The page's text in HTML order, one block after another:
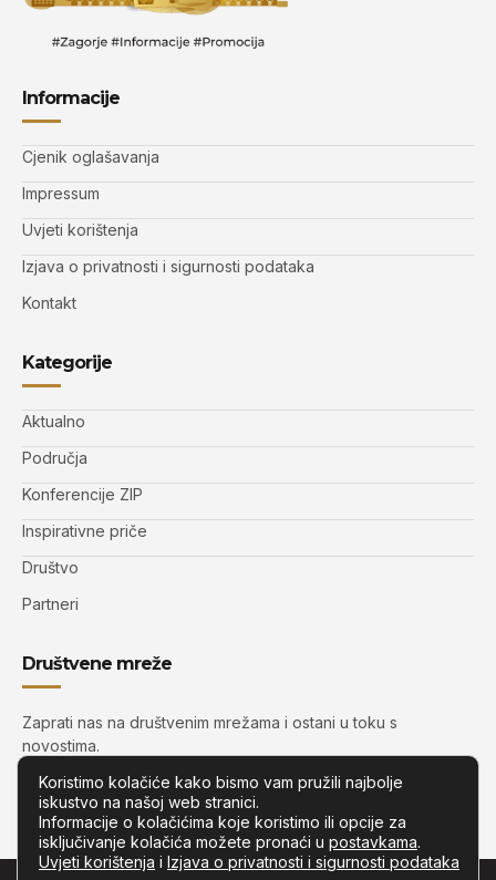
Informacije
Cjenik oglašavanja
Impressum
Uvjeti korištenja
Izjava o privatnosti i sigurnosti podataka
Kontakt
Kategorije
Aktualno
Područja
Konferencije ZIP
Inspirativne priče
Društvo
Partneri
Društvene mreže
Zaprati nas na društvenim mrežama i ostani u toku s
novostima.
Koristimo kolačiće kako bismo vam pružili najbolje
iskustvo na našoj web stranici.
Informacije o kolačićima koje koristimo ili opcije za
isključivanje kolačića možete pronaći u postavkama.
Uvjeti korištenja i Izjava o privatnosti i sigurnosti podataka